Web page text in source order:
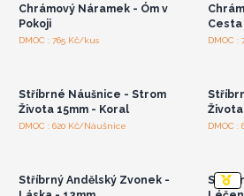
Chrámový Náramek - Óm v
Pokoji
DMOC : 765 Kč/kus
Cesta
DMOC :
Přihlaste se nebo se
Stříbrné Náušnice - Strom
Života 15mm - Koral
DMOC : 620 Kč/Náušnice
Života
DMOC
Přihlaste se nebo se
Stříbrný Andělský Zvonek -